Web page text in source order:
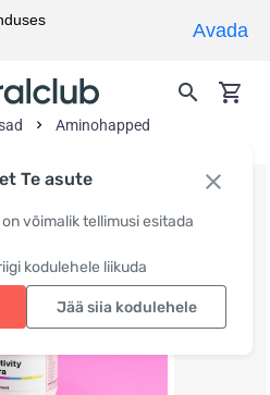
Te asute
võimalik tellimusi esitada
kodulehele liikuda
Jää siia kodulehele
Aminohapped
Avada